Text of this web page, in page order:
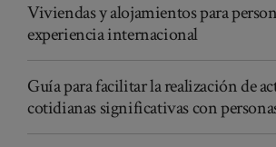
Viviendas y alojamientos para
experiencia internacional
Guía para facilitar la realización de
cotidianas significativas con